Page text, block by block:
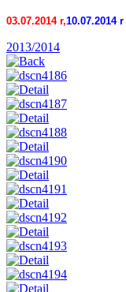
03.07.2014 r,10.07.2014 r
2013/2014